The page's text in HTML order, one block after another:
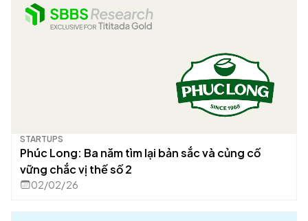
STARTUPS
Phúc Long: Ba năm tìm lại bản sắc và củng cố
vững chắc vị thế số 2
02/02/26